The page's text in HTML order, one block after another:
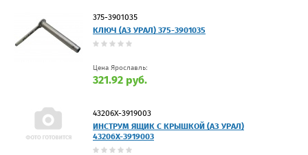
375-3901035
КЛЮЧ (АЗ УРАЛ) 375-3901035
Цена Ярославль:
321.92 руб.
43206Х-3919003
ИНСТРУМ ЯЩИК С КРЫШКОЙ (АЗ УРАЛ)
43206Х-3919003